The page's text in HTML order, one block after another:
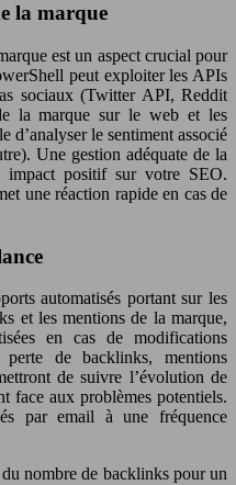
la marque
est un aspect crucial pour
peut exploiter les APIs
sociaux (Twitter API, Reddit
la marque sur le web et les
d’analyser le sentiment associé
Une gestion adéquate de la
positif sur votre SEO.
une réaction rapide en cas de
automatisés portant sur les
et les mentions de la marque,
en cas de modifications
perte de backlinks, mentions
de suivre l’évolution de
face aux problèmes potentiels.
par email à une fréquence
nombre de backlinks pour un